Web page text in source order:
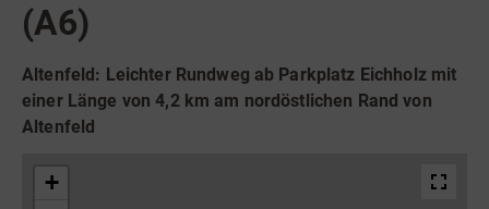
Wandern
(A6)
Altenfeld: Leichter Rundweg ab Parkplatz Eichholz mit
einer Länge von 4,2 km am nordöstlichen Rand von
Altenfeld